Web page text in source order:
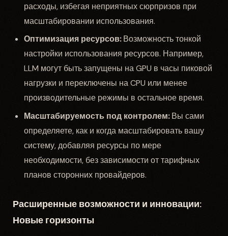
расходы, избегая неприятных сюрпризов при
масштабировании использования.
Оптимизация ресурсов:Возможность тонкой
настройки использования ресурсов. Например,
LLM могут быть запущены на GPU в часы пиковой
нагрузки и переключены на CPU или менее
производительные режимы в остальное время.
Масштабируемость под контролем:Вы сами
определяете, как и когда масштабировать вашу
систему, добавляя ресурсы по мере
необходимости, без зависимости от тарифных
планов сторонних провайдеров.
Расширенные возможности и инновации:
Новые горизонты